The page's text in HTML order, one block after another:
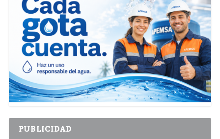
PUBLICIDAD